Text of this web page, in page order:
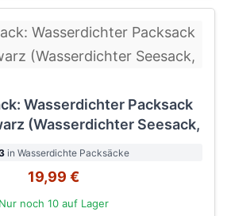
Wasserdichter Packsack
(Wasserdichter Seesack,
in Wasserdichte Packsäcke
19,99 €
Nur noch 10 auf Lager